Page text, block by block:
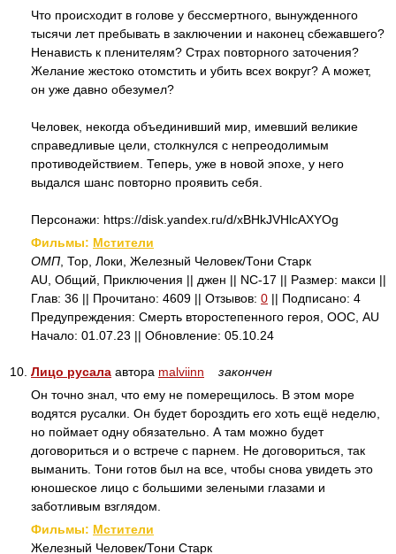
Что происходит в голове у бессмертного, вынужденного
тысячи лет пребывать в заключении и наконец сбежавшего?
Ненависть к пленителям? Страх повторного заточения?
Желание жестоко отомстить и убить всех вокруг? А может,
он уже давно обезумел?
Человек, некогда объединивший мир, имевший великие
справедливые цели, столкнулся с непреодолимым
противодействием. Теперь, уже в новой эпохе, у него
выдался шанс повторно проявить себя.
Персонажи: https://disk.yandex.ru/d/xBHkJVHlcAXYOg
Фильмы: Мстители
ОМП , Тор, Локи, Железный Человек/Тони Старк
AU, Общий, Приключения || джен || NC-17 || Размер: макси ||
Глав: 36 || Прочитано: 4609 || Отзывов: 0 || Подписано: 4
Предупреждения: Смерть второстепенного героя, ООС, AU
Начало: 01.07.23 || Обновление: 05.10.24
10. Лицо русала автора malviinn
закончен
Он точно знал, что ему не померещилось. В этом море
водятся русалки. Он будет бороздить его хоть ещё неделю,
но поймает одну обязательно. А там можно будет
договориться и о встрече с парнем. Не договориться, так
выманить. Тони готов был на все, чтобы снова увидеть это
юношеское лицо с большими зелеными глазами и
заботливым взглядом.
Фильмы: Мстители
Железный Человек/Тони Старк